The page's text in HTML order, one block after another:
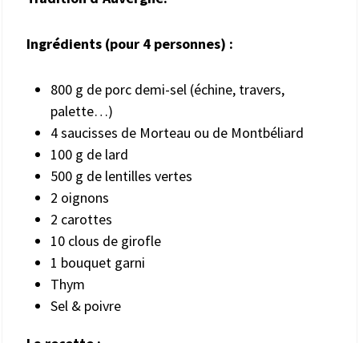
Ingrédients (pour 4 personnes) :
800 g de porc demi-sel (échine, travers,
palette…)
4 saucisses de Morteau ou de Montbéliard
100 g de lard
500 g de lentilles vertes
2 oignons
2 carottes
10 clous de girofle
1 bouquet garni
Thym
Sel & poivre